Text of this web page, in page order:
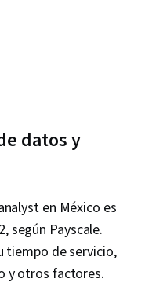
AI,
Research,
Communication
Management, Data
Data Access, Google
Data Integration,
Database
Creation, Technical
Web Content
datos y
en México es
según Payscale.
tiempo de servicio,
y otros factores.